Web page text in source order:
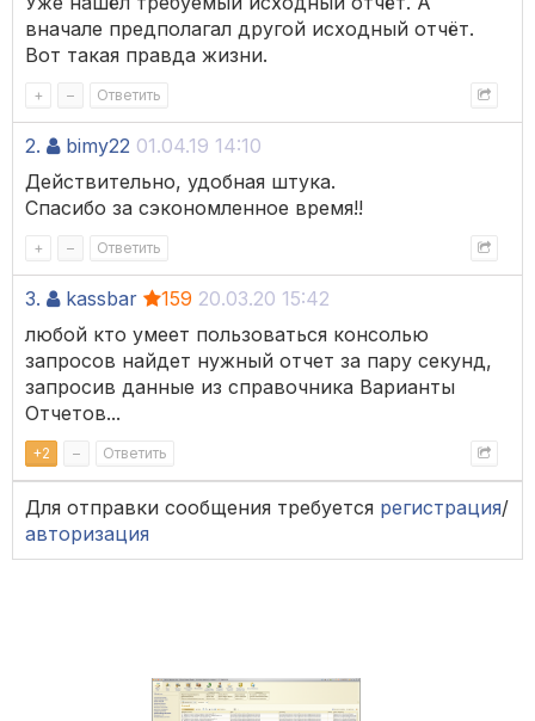
вначале предполагал другой исходный отчёт.
Вот такая правда жизни.
+ – Ответить
2. bimy22 01.04.19 14:10
Действительно, удобная штука.
Спасибо за сэкономленное время!!
+ – Ответить
3. kassbar 159 20.03.20 15:42
любой кто умеет пользоваться консолью
запросов найдет нужный отчет за пару секунд,
запросив данные из справочника Варианты
Отчетов...
+2 – Ответить
Для отправки сообщения требуется регистрация/
авторизация